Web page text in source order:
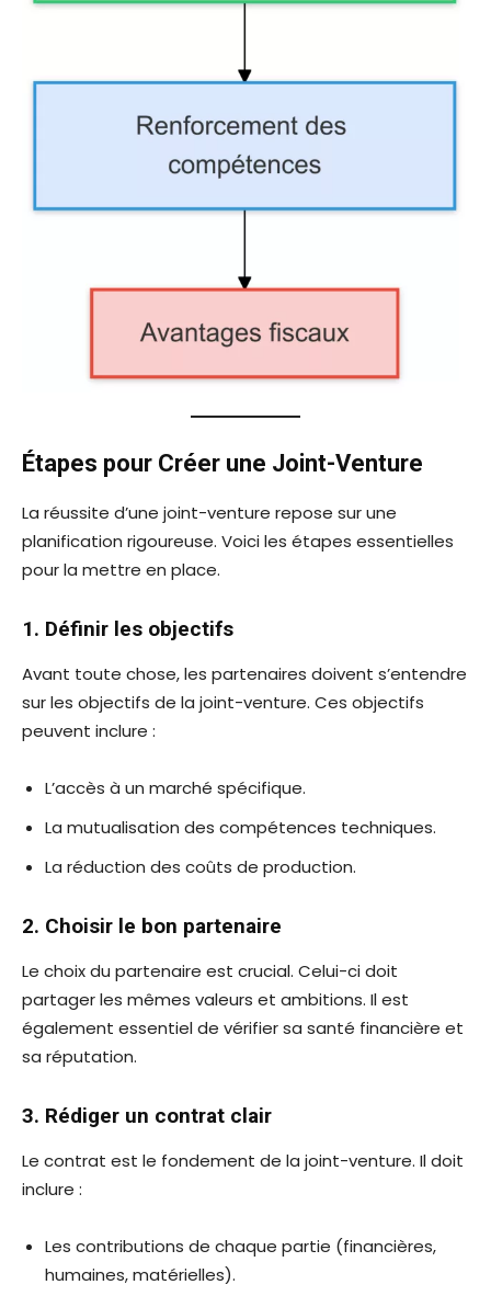
Étapes pour Créer une Joint-Venture
La réussite d’une joint-venture repose sur une
planification rigoureuse. Voici les étapes essentielles
pour la mettre en place.
1. Définir les objectifs
Avant toute chose, les partenaires doivent s’entendre
sur les objectifs de la joint-venture. Ces objectifs
peuvent inclure :
L’accès à un marché spécifique.
La mutualisation des compétences techniques.
La réduction des coûts de production.
2. Choisir le bon partenaire
Le choix du partenaire est crucial. Celui-ci doit
partager les mêmes valeurs et ambitions. Il est
également essentiel de vérifier sa santé financière et
sa réputation.
3. Rédiger un contrat clair
Le contrat est le fondement de la joint-venture. Il doit
inclure :
Les contributions de chaque partie (financières,
humaines, matérielles).